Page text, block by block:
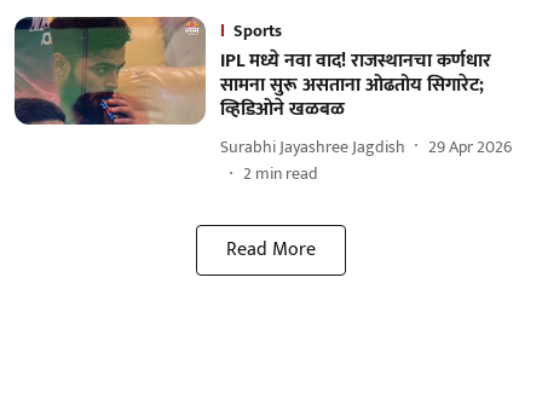
Sports
IPL मध्ये नवा वाद! राजस्थानचा कर्णधार
सामना सुरू असताना ओढतोय सिगारेट;
व्हिडिओने खळबळ
Surabhi Jayashree Jagdish
29 Apr 2026
2min read
Read More